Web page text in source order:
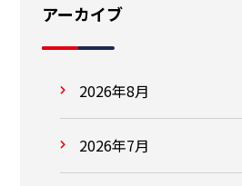
アーカイブ
2026年8月
2026年7月